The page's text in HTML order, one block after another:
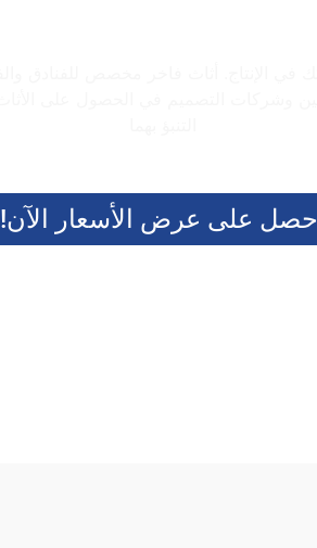
احصل على عرض الأسعار الآن!